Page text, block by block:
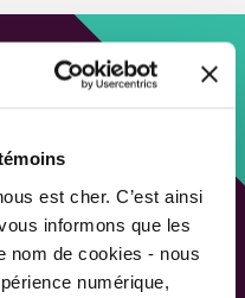
est cher. C’est ainsi
informons que les
nom de cookies - nous
numérique,